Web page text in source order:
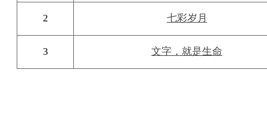
2 七彩岁月
3 文字，就是生命